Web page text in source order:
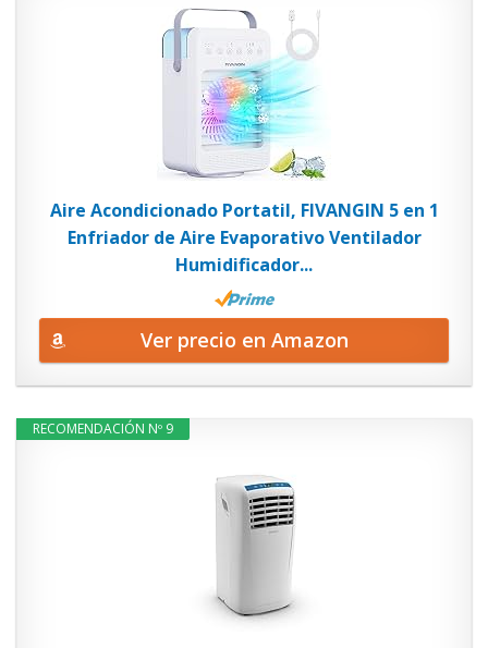
Aire Acondicionado Portatil, FIVANGIN 5 en 1
Enfriador de Aire Evaporativo Ventilador
Humidificador...
Ver precio en Amazon
RECOMENDACIÓN Nº 9